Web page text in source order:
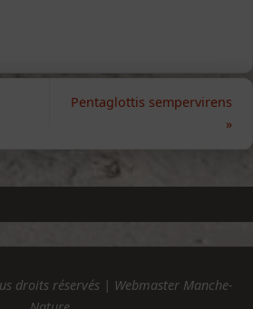
Pentaglottis sempervirens
»
droits réservés | Webmaster Manche-